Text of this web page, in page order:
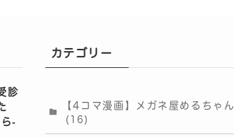
診
‐
カテゴリー
【4コマ漫画】メガネ屋めるちゃん
(16)